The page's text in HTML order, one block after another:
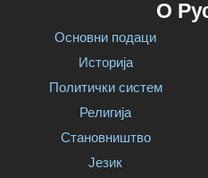
О
Основни подаци
Историја
Политички систем
Религија
Становништво
Језик